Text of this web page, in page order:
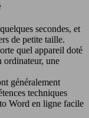
secondes, et
de petite taille.
quel appareil doté
ordinateur, une
généralement
techniques
Word en ligne facile